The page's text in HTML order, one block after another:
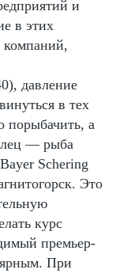
и
в этих
компаний,
давление
в тех
порыбачить, а
— рыба
Schering
Это
курс
премьер-
При